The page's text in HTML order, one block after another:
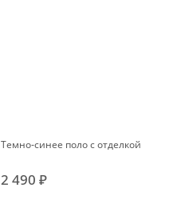
Темно-синее поло с отделкой
2 490 ₽